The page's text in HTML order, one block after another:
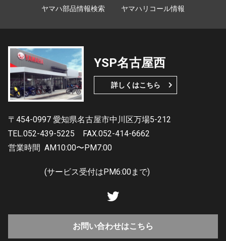
ヤマハ部品情報検索
ヤマハリコール情報
YSP名古屋西
詳しくはこちら
〒454-0997 愛知県名古屋市中川区万場5-212
TEL.052-439-5225
FAX.052-414-6662
営業時間 AM10:00〜PM7:00
(サービス受付はPM6:00まで)
お問い合わせはこちら